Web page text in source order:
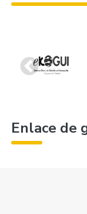
Enlace de